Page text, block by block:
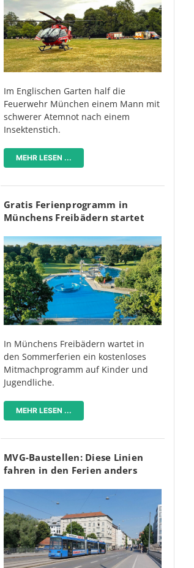
Im Englischen Garten half die
Feuerwehr München einem Mann mit
schwerer Atemnot nach einem
Insektenstich.
MEHR LESEN ...
Gratis Ferienprogramm in
Münchens Freibädern startet
In Münchens Freibädern wartet in
den Sommerferien ein kostenloses
Mitmachprogramm auf Kinder und
Jugendliche.
MEHR LESEN ...
MVG-Baustellen: Diese Linien
fahren in den Ferien anders